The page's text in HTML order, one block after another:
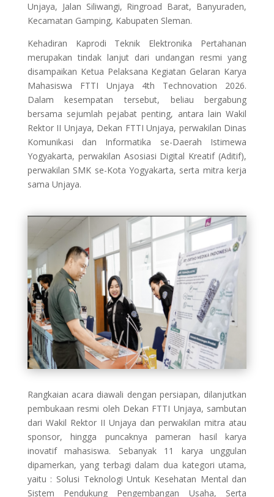
Unjaya, Jalan Siliwangi, Ringroad Barat, Banyuraden,
Kecamatan Gamping, Kabupaten Sleman.
Kehadiran Kaprodi Teknik Elektronika Pertahanan
merupakan tindak lanjut dari undangan resmi yang
disampaikan Ketua Pelaksana Kegiatan Gelaran Karya
Mahasiswa FTTI Unjaya 4th Technovation 2026.
Dalam kesempatan tersebut, beliau bergabung
bersama sejumlah pejabat penting, antara lain Wakil
Rektor II Unjaya, Dekan FTTI Unjaya, perwakilan Dinas
Komunikasi dan Informatika se-Daerah Istimewa
Yogyakarta, perwakilan Asosiasi Digital Kreatif (Aditif),
perwakilan SMK se-Kota Yogyakarta, serta mitra kerja
sama Unjaya.
Rangkaian acara diawali dengan persiapan, dilanjutkan
pembukaan resmi oleh Dekan FTTI Unjaya, sambutan
dari Wakil Rektor II Unjaya dan perwakilan mitra atau
sponsor, hingga puncaknya pameran hasil karya
inovatif mahasiswa. Sebanyak 11 karya unggulan
dipamerkan, yang terbagi dalam dua kategori utama,
yaitu : Solusi Teknologi Untuk Kesehatan Mental dan
Sistem Pendukung Pengembangan Usaha, Serta